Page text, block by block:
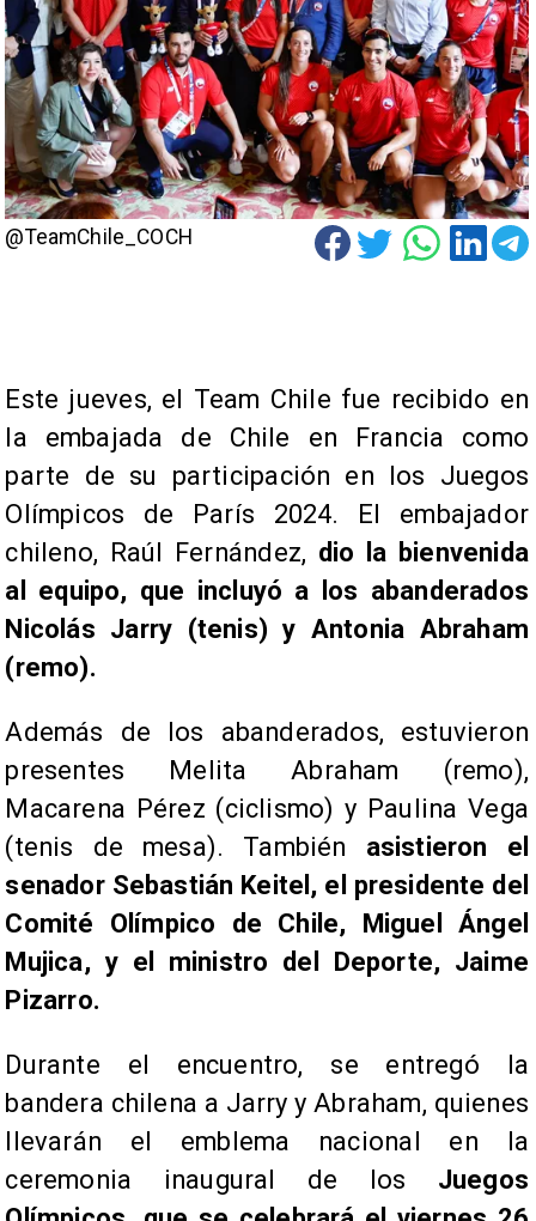
@TeamChile_COCH
Este jueves, el Team Chile fue recibido en
la embajada de Chile en Francia como
parte de su participación en los Juegos
Olímpicos de París 2024. El embajador
chileno, Raúl Fernández, dio la bienvenida
al equipo, que incluyó a los abanderados
Nicolás Jarry (tenis) y Antonia Abraham
(remo).
Además de los abanderados, estuvieron
presentes Melita Abraham (remo),
Macarena Pérez (ciclismo) y Paulina Vega
(tenis de mesa). También asistieron el
senador Sebastián Keitel, el presidente del
Comité Olímpico de Chile, Miguel Ángel
Mujica, y el ministro del Deporte, Jaime
Pizarro.
Durante el encuentro, se entregó la
bandera chilena a Jarry y Abraham, quienes
llevarán el emblema nacional en la
ceremonia inaugural de los Juegos